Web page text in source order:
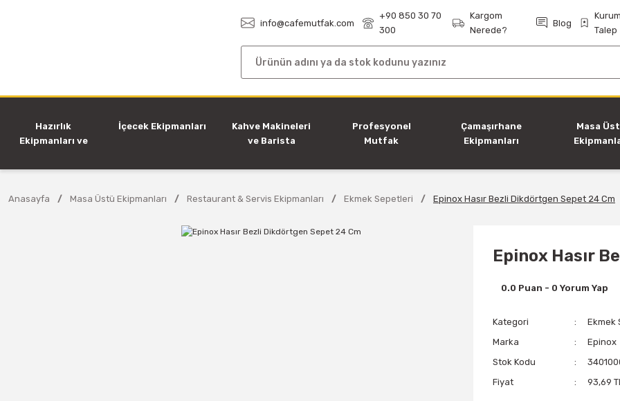
info@cafemutfak.com
+90 850 30 70
300
Kargom
Nerede?
Blog
Talep
Hazırlık
Ekipmanları ve
İçecek Ekipmanları
Kahve Makineleri
ve Barista
Profesyonel
Mutfak
Çamaşırhane
Ekipmanları
Masa
Anasayfa Masa Üstü Ekipmanları Restaurant & Servis Ekipmanları Ekmek Sepetleri Epinox Hasır Bezli Dikdörtgen Sepet 24 Cm
Epinox Hasır
0.0 Puan - 0 Yorum Yap
Kategori
Ekmek
Marka
Epinox
Stok Kodu
Fiyat
93,69